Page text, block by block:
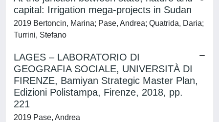
capital: Irrigation mega-projects in Sudan
2019 Bertoncin, Marina; Pase, Andrea; Quatrida, Daria;
Turrini, Stefano
LAGES – LABORATORIO DI
GEOGRAFIA SOCIALE, UNIVERSITÀ DI
FIRENZE, Bamiyan Strategic Master Plan,
Edizioni Polistampa, Firenze, 2018, pp.
221
2019 Pase, Andrea